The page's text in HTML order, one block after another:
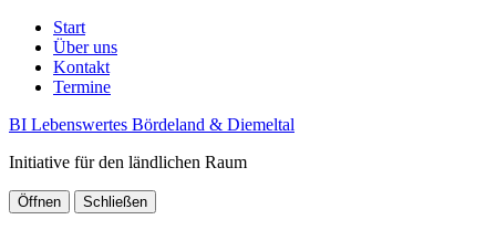
Start
Über uns
Kontakt
Termine
BI Lebenswertes Bördeland & Diemeltal
Initiative für den ländlichen Raum
Öffnen Schließen